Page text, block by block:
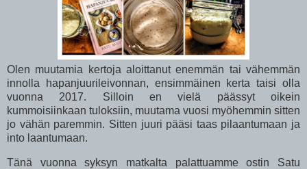
Olen muutamia kertoja aloittanut enemmän tai vähemmän
innolla hapanjuurileivonnan, ensimmäinen kerta taisi olla
vuonna 2017. Silloin en vielä päässyt oikein
kummoisiinkaan tuloksiin, muutama vuosi myöhemmin sitten
jo vähän paremmin. Sitten juuri pääsi taas pilaantumaan ja
into laantumaan.
Tänä vuonna syksyn matkalta palattuamme ostin Satu